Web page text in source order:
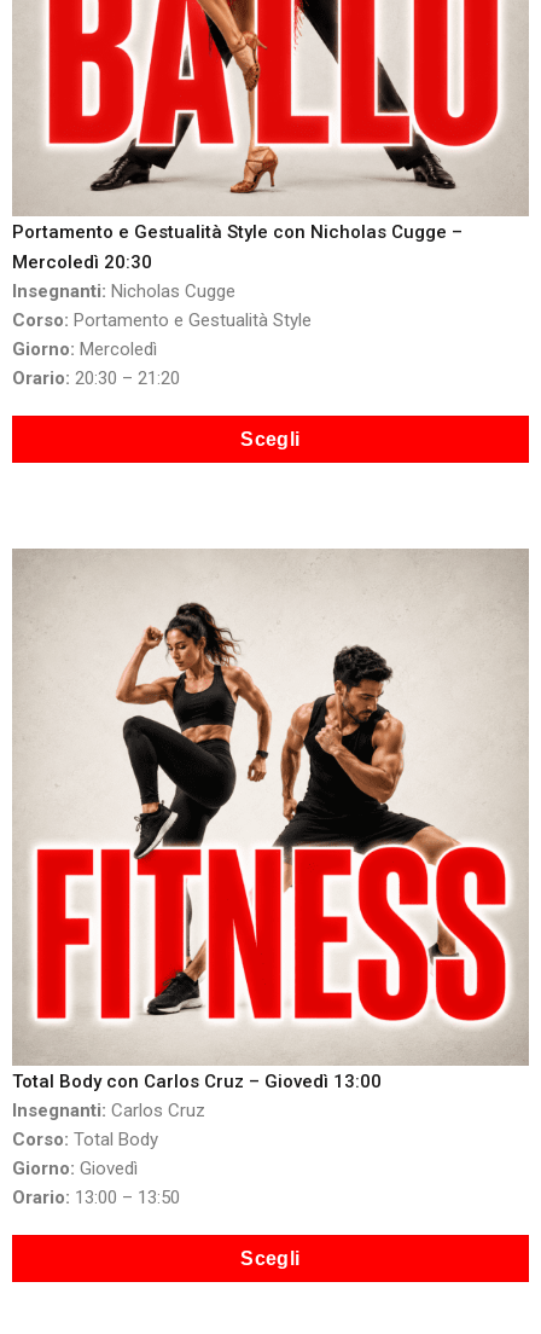
Portamento e Gestualità Style con Nicholas Cugge –
Mercoledì 20:30
Insegnanti: Nicholas Cugge
Corso: Portamento e Gestualità Style
Giorno: Mercoledì
Orario: 20:30 – 21:20
Scegli
Total Body con Carlos Cruz – Giovedì 13:00
Insegnanti: Carlos Cruz
Corso: Total Body
Giorno: Giovedì
Orario: 13:00 – 13:50
Scegli